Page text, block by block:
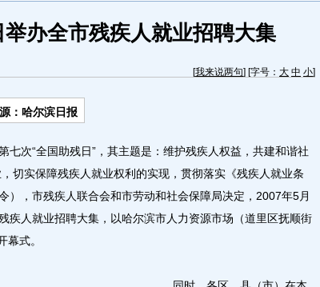
举办全市残疾人就业招聘大集
[我来说两句] [字号： 大 中 小]
：哈尔滨日报
次“全国助残日”，其主题是：维护残疾人权益，共建和谐社
切实保障残疾人就业权利的实现，贯彻落实《残疾人就业条
），市残疾人联合会和市劳动和社会保障局决定，2007年5月
疾人就业招聘大集，以哈尔滨市人力资源市场（道里区抚顺街
幕式。